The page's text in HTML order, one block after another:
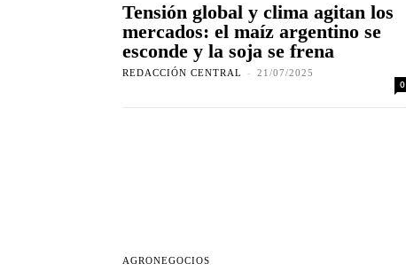
Tensión global y clima agitan los
mercados: el maíz argentino se
esconde y la soja se frena
REDACCIÓN CENTRAL - 21/07/2025
0
AGRONEGOCIOS